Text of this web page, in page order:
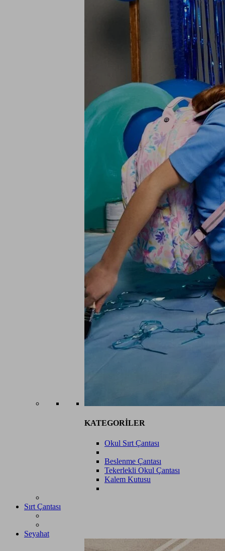
KATEGORİLER
Okul Sırt Çantası
Beslenme Çantası
Tekerlekli Okul Çantası
Kalem Kutusu
Sırt Çantası
Seyahat